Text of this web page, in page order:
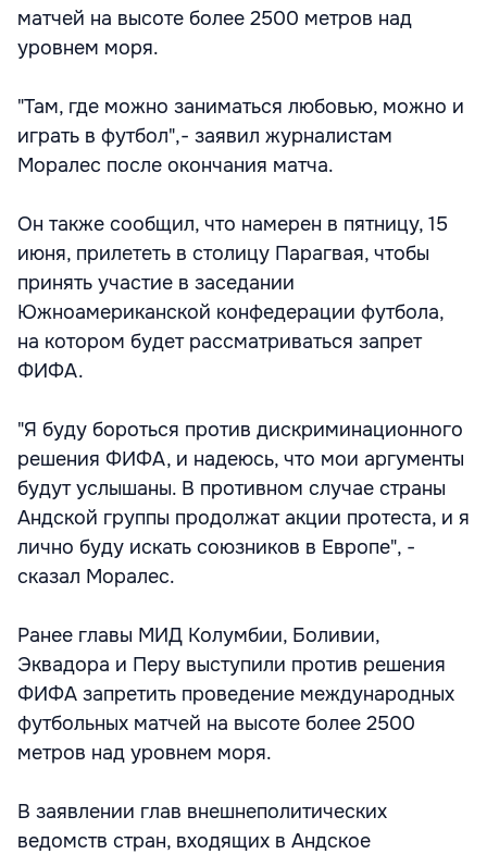
матчей на высоте более 2500 метров над
уровнем моря.
"Там, где можно заниматься любовью, можно и
играть в футбол",- заявил журналистам
Моралес после окончания матча.
Он также сообщил, что намерен в пятницу, 15
июня, прилететь в столицу Парагвая, чтобы
принять участие в заседании
Южноамериканской конфедерации футбола,
на котором будет рассматриваться запрет
ФИФА.
"Я буду бороться против дискриминационного
решения ФИФА, и надеюсь, что мои аргументы
будут услышаны. В противном случае страны
Андской группы продолжат акции протеста, и я
лично буду искать союзников в Европе", -
сказал Моралес.
Ранее главы МИД Колумбии, Боливии,
Эквадора и Перу выступили против решения
ФИФА запретить проведение международных
футбольных матчей на высоте более 2500
метров над уровнем моря.
В заявлении глав внешнеполитических
ведомств стран, входящих в Андское